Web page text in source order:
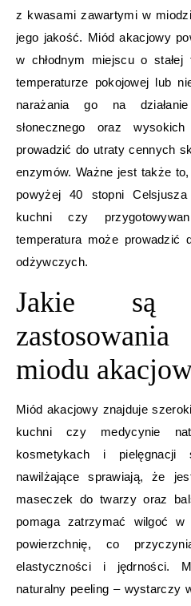
z kwasami zawartymi w
jego jakość. Miód akacjowy
w chłodnym miejscu o
temperaturze pokojowej lub
narażania go na działanie
słonecznego oraz
prowadzić do utraty cennych
enzymów. Ważne jest także
powyżej 40 stopni
kuchni czy
temperatura może prowadzić
odżywczych.
Jakie są
zastosowania
miodu
Miód akacjowy znajduje
kuchni czy medycynie
kosmetykach i pielęgnacji
nawilżające sprawiają, że
maseczek do twarzy oraz
pomaga zatrzymać wilgoć
powierzchnię, co
elastyczności i jędrności.
naturalny peeling – wystarczy